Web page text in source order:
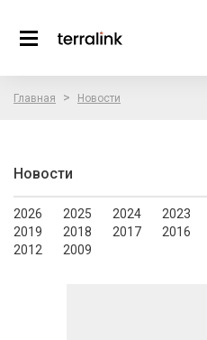
Главная > Новости
Новости
2026 2025 2024 2023
2019
2018 2017 2016
2012
2009